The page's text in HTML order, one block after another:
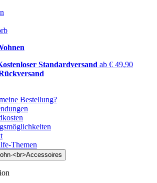
Standardversand ab € 49,90
Bestellung?
Themen